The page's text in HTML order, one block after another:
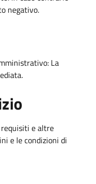
negativo.
La
requisiti e altre
e le condizioni di